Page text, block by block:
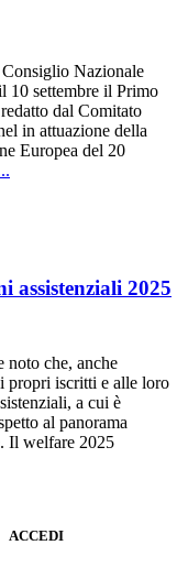
Nazionale
10 settembre il Primo
dal Comitato
in attuazione della
Europea del 20
assistenziali 2025
noto che, anche
propri iscritti e alle loro
a cui è
al panorama
Il welfare 2025
ACCEDI